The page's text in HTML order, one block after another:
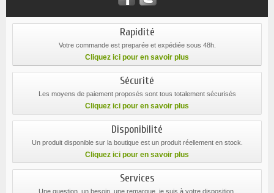
Rapidité
Votre commande est preparée et expédiée sous 48h.
Cliquez ici pour en savoir plus
Sécurité
Les moyens de paiement proposés sont tous totalement sécurisés
Cliquez ici pour en savoir plus
Disponibilité
Un produit disponible sur la boutique est un produit réellement en stock.
Cliquez ici pour en savoir plus
Services
Une question, un besoin, une remarque, je suis à votre disposition.